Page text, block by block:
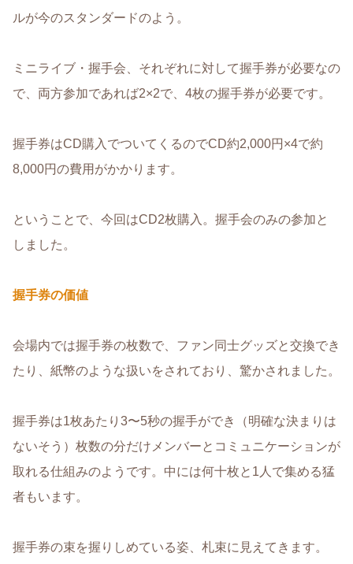
ルが今のスタンダードのよう。
ミニライブ・握手会、それぞれに対して握手券が必要なの
で、両方参加であれば2×2で、4枚の握手券が必要です。
握手券はCD購入でついてくるのでCD約2,000円×4で約
8,000円の費用がかかります。
ということで、今回はCD2枚購入。握手会のみの参加と
しました。
握手券の価値
会場内では握手券の枚数で、ファン同士グッズと交換でき
たり、紙幣のような扱いをされており、驚かされました。
握手券は1枚あたり3〜5秒の握手ができ（明確な決まりは
ないそう）枚数の分だけメンバーとコミュニケーションが
取れる仕組みのようです。中には何十枚と1人で集める猛
者もいます。
握手券の束を握りしめている姿、札束に見えてきます。